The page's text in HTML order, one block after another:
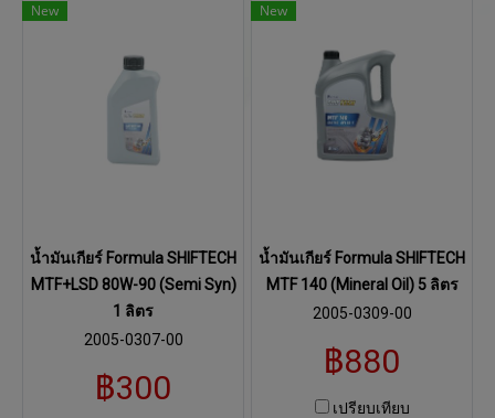
New
น้ำมันเกียร์ Formula SHIFTECH
MTF+LSD 80W-90 (Semi Syn)
1 ลิตร
2005-0307-00
฿300
New
น้ำมันเกียร์ Formula SHIFTECH
MTF 140 (Mineral Oil) 5 ลิตร
2005-0309-00
฿880
เปรียบเทียบ